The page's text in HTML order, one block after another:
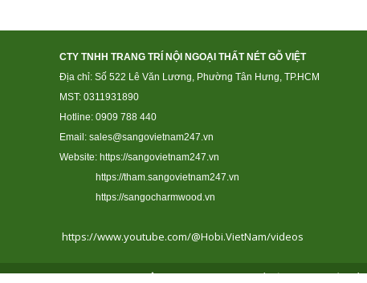
CTY TNHH TRANG TRÍ NỘI NGOẠI THẤT NÉT GỖ VIỆT
Địa chỉ: Số 522 Lê Văn Lương, Phường Tân Hưng, TP.HCM
MST: 0311931890
Hotline: 0909 788 440
Email: sales@sangovietnam247.vn
Website: https://sangovietnam247.vn
https://tham.sangovietnam247.vn
https://sangocharmwood.vn
https://www.youtube.com/@Hobi.VietNam/videos